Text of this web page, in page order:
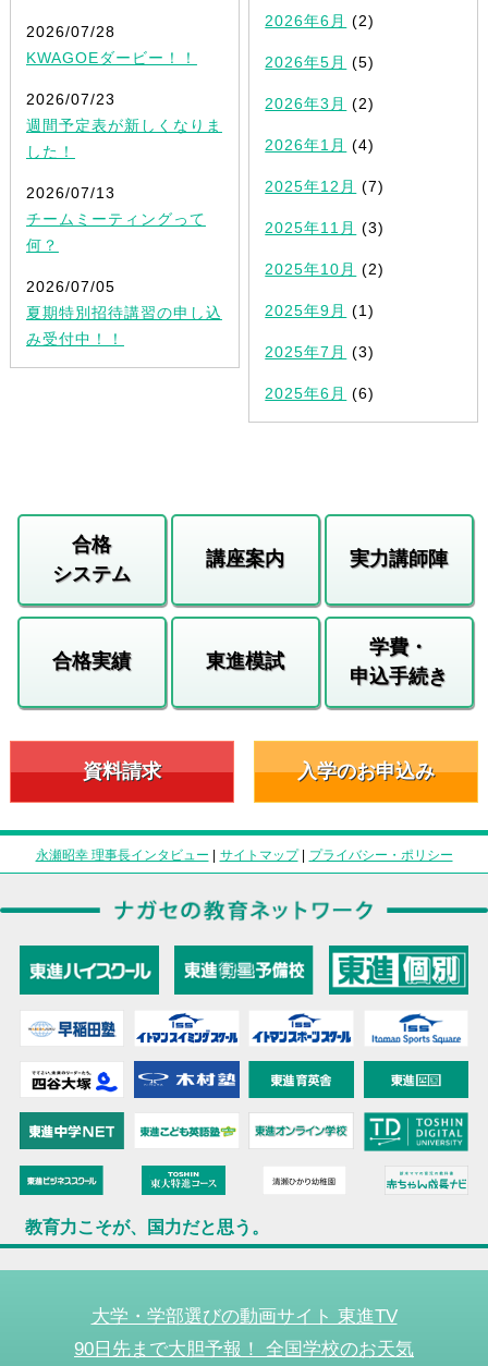
2026/07/28
KWAGOEダービー！！
2026/07/23
週間予定表が新しくなりま
した！
2026/07/13
チームミーティングって
何？
2026/07/05
夏期特別招待講習の申し込
み受付中！！
2026年6月 (2)
2026年5月 (5)
2026年3月 (2)
2026年1月 (4)
2025年12月 (7)
2025年11月 (3)
2025年10月 (2)
2025年9月 (1)
2025年7月 (3)
2025年6月 (6)
合格
システム
講座案内 実力講師陣
合格実績 東進模試
学費・
申込手続き
資料請求 入学のお申込み
永瀬昭幸 理事長インタビュー | サイトマップ| プライバシー・ポリシー
教育力こそが、国力だと思う。
大学・学部選びの動画サイト 東進TV
90日先まで大胆予報！ 全国学校のお天気